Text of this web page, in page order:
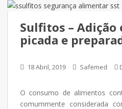
Sulfitos – Adição
picada e
18 Abril, 2019 Safemed
O consumo de alimentos
comummente considerada